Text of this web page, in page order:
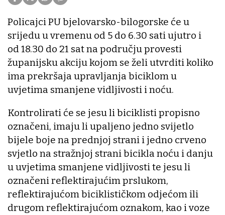
Policajci PU bjelovarsko-bilogorske će u
srijedu u vremenu od 5 do 6.30 sati ujutro i
od 18.30 do 21 sat na području provesti
županijsku akciju kojom se želi utvrditi koliko
ima prekršaja upravljanja biciklom u
uvjetima smanjene vidljivosti i noću.
Kontrolirati će se jesu li biciklisti propisno
označeni, imaju li upaljeno jedno svijetlo
bijele boje na prednjoj strani i jedno crveno
svjetlo na stražnjoj strani bicikla noću i danju
u uvjetima smanjene vidljivosti te jesu li
označeni reflektirajućim prslukom,
reflektirajućom biciklističkom odjećom ili
drugom reflektirajućom oznakom, kao i voze